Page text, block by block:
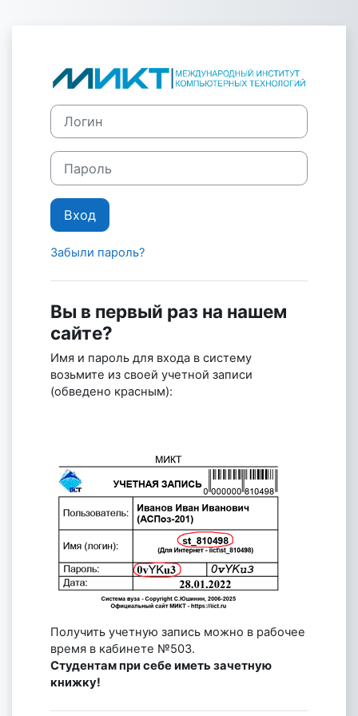
Зайти на
Логин
Пароль
Вход
Забыли пароль?
Вы в первый раз на нашем
сайте?
Имя и пароль для входа в систему
возьмите из своей учетной записи
(обведено красным):
Получить учетную запись можно в рабочее
время в кабинете №503.
Студентам при себе иметь зачетную
книжку!